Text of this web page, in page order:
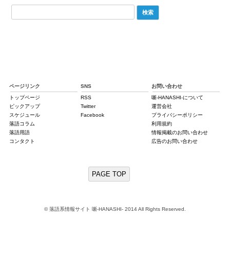
ページリンク
トップページ
ピックアップ
スケジュール
落語コラム
落語用語
コンタクト
SNS
RSS
Twitter
Facebook
お問い合わせ
噺-HANASHI-について
運営会社
プライバシーポリシー
利用規約
情報掲載のお問い合わせ
広告のお問い合わせ
PAGE TOP
© 落語系情報サイト 噺-HANASHI- 2014 All Rights Reserved.